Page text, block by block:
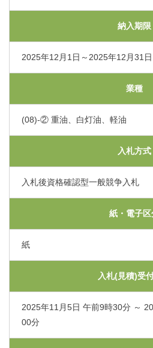
納入期限
2025年12月1日～2025年12月31日
業種
(08)-② 重油、白灯油、軽油
入札方式
入札後資格確認型一般競争入札
紙・電子区
紙
入札(見積)受
2025年11月5日 午前9時30分 ～
00分
くまもと県北病院会議室等使用規則
くまもと県北病院会議室等使用規則
利害関係者との接触等に関する届出